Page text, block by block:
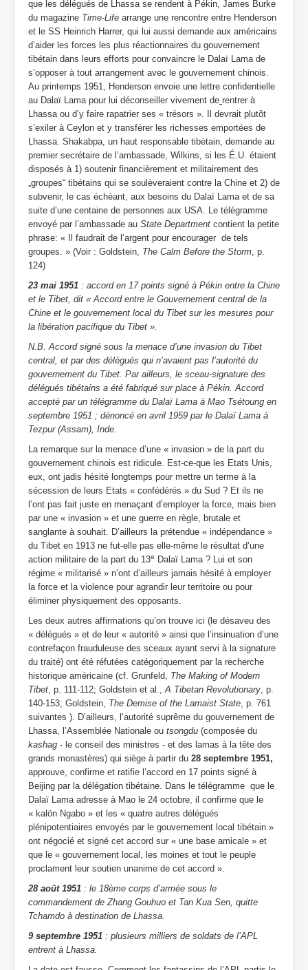
que les délégués de Lhassa se rendent à Pékin, James Burke
du magazine Time-Life arrange une rencontre entre Henderson
et le SS Heinrich Harrer, qui lui aussi demande aux américains
d’aider les forces les plus réactionnaires du gouvernement
tibétain dans leurs efforts pour convaincre le Dalaï Lama de
s’opposer à tout arrangement avec le gouvernement chinois.
Au printemps 1951, Henderson envoie une lettre confidentielle
au Dalaï Lama pour lui déconseiller vivement de rentrer à
Lhassa ou d’y faire rapatrier ses « trésors ». Il devrait plutôt
s’exiler à Ceylon et y transférer les richesses emportées de
Lhassa. Shakabpa, un haut responsable tibétain, demande au
premier secrétaire de l’ambassade, Wilkins, si les É.U. étaient
disposés à 1) soutenir financièrement et militairement des
„groupes“ tibétains qui se soulèveraient contre la Chine et 2) de
subvenir, le cas échéant, aux besoins du Dalaï Lama et de sa
suite d’une centaine de personnes aux USA. Le télégramme
envoyé par l’ambassade au State Department contient la petite
phrase: « Il faudrait de l‘argent pour encourager de tels
groupes. » (Voir : Goldstein, The Calm Before the Storm, p.
124)
23 mai 1951 : accord en 17 points signé à Pékin entre la Chine
et le Tibet, dit « Accord entre le Gouvernement central de la
Chine et le gouvernement local du Tibet sur les mesures pour
la libération pacifique du Tibet ».
N.B. Accord signé sous la menace d’une invasion du Tibet
central, et par des délégués qui n’avaient pas l’autorité du
gouvernement du Tibet. Par ailleurs, le sceau-signature des
délégués tibétains a été fabriqué sur place à Pékin. Accord
accepté par un télégramme du Dalaï Lama à Mao Tsétoung en
septembre 1951 ; dénoncé en avril 1959 par le Dalaï Lama à
Tezpur (Assam), Inde.
La remarque sur la menace d’une « invasion » de la part du
gouvernement chinois est ridicule. Est-ce-que les Etats Unis,
eux, ont jadis hésité longtemps pour mettre un terme à la
sécession de leurs Etats « confédérés » du Sud ? Et ils ne
l’ont pas fait juste en menaçant d’employer la force, mais bien
par une « invasion » et une guerre en règle, brutale et
sanglante à souhait. D’ailleurs la prétendue « indépendance »
du Tibet en 1913 ne fut-elle pas elle-même le résultat d’une
action militaire de la part du 13e
Dalaï Lama ? Lui et son
régime « militarisé » n’ont d’ailleurs jamais hésité à employer
la force et la violence pour agrandir leur territoire ou pour
éliminer physiquement des opposants.
Les deux autres affirmations qu’on trouve ici (le désaveu des
« délégués » et de leur « autorité » ainsi que l’insinuation d’une
contrefaçon frauduleuse des sceaux ayant servi à la signature
du traité) ont été réfutées catégoriquement par la recherche
historique américaine (cf. Grunfeld, The Making of Modern
Tibet, p. 111-112; Goldstein et al.,A Tibetan Revolutionary, p.
140-153; Goldstein, The Demise of the Lamaist State, p. 761
suivantes ). D’ailleurs, l’autorité suprême du gouvernement de
Lhassa, l’Assemblée Nationale ou tsongdu (composée du
kashag - le conseil des ministres - et des lamas à la tête des
grands monastères) qui siège à partir du 28 septembre 1951,
approuve, confirme et ratifie l’accord en 17 points signé à
Beijing par la délégation tibétaine. Dans le télégramme que le
Dalaï Lama adresse à Mao le 24 octobre, il confirme que le
« kalön Ngabo » et les « quatre autres délégués
plénipotentiaires envoyés par le gouvernement local tibétain »
ont négocié et signé cet accord sur « une base amicale » et
que le « gouvernement local, les moines et tout le peuple
proclament leur soutien unanime de cet accord ».
28 août 1951 : le 18ème corps d’armée sous le
commandement de Zhang Gouhuo et Tan Kua Sen, quitte
Tchamdo à destination de Lhassa.
9 septembre 1951 : plusieurs milliers de soldats de l’APL
entrent à Lhassa.